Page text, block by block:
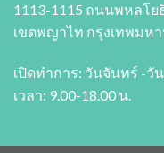
1113-1115 ถนนพหลโ
เขตพญาไท กรุงเทพมห
เปิดทำการ: วันจันทร์ -วัน
เวลา: 9.00-18.00 น.